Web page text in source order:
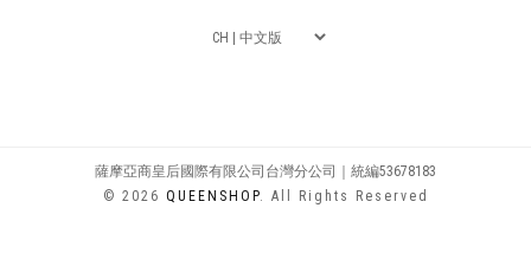
薩摩亞商皇后國際有限公司台灣分公司｜統編53678183
© 2026 QUEENSHOP. All Rights Reserved